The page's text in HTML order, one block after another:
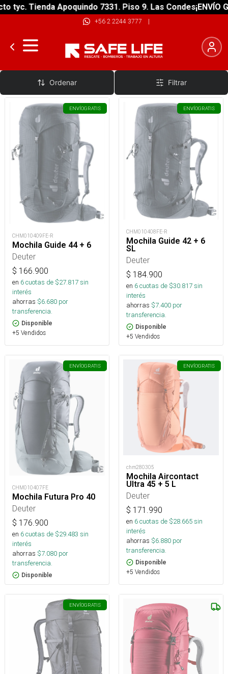
Tienda Apoquindo 7331. Piso 9. Las Condes¡ENVÍO
+56 2 2244 3777 |
49 a 40 Litros
Ordenar Filtrar
ENVÍOGRATIS
CHM010409FE-R
Mochila Guide 44 + 6
Deuter
$ 166.900
en 6cuotas de $27.817sin
interés
ahorras $6.680 por
transferencia.
Disponible
+5 Vendidos
ENVÍOGRATIS
CHM010408FE-R
Mochila Guide 42 + 6
SL
Deuter
$ 184.900
en 6cuotas de $30.817sin
interés
ahorras $7.400 por
transferencia.
Disponible
+5 Vendidos
ENVÍOGRATIS
CHM010407FE
Mochila Futura Pro 40
Deuter
$ 176.900
en 6cuotas de $29.483 sin
interés
ahorras $7.080 por
transferencia.
Disponible
ENVÍOGRATIS
chm280305
Mochila Aircontact
Ultra 45 + 5 L
Deuter
$ 171.990
en 6cuotas de $28.665sin
interés
ahorras $6.880 por
transferencia.
Disponible
+5 Vendidos
ENVÍOGRATIS